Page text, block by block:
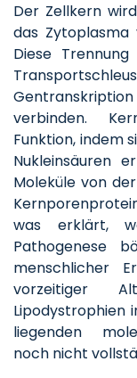
Der Zellkern
das
Diese
verbinden.
Funktion, indem
Nukleinsäuren
Moleküle von
was erklärt,
Pathogenese
menschlicher
vorzeitiger
Lipodystrophien
liegenden
noch nicht